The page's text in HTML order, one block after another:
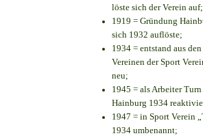
löste sich der Verein auf;
1919 = Gründung
sich 1932 auflöste;
1934 = entstand aus
Vereinen der Sport
neu;
1945 = als Arbeiter
Hainburg 1934
1947 = in Sport Verein
1934 umbenannt;